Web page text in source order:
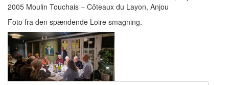
2005 Moulin Touchais – Côteaux du Layon, Anjou
Foto fra den spændende Loire smagning.